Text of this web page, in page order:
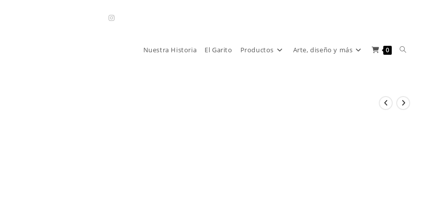
Nuestra Historia El Garito Productos Arte, diseño y más 0 Alternar